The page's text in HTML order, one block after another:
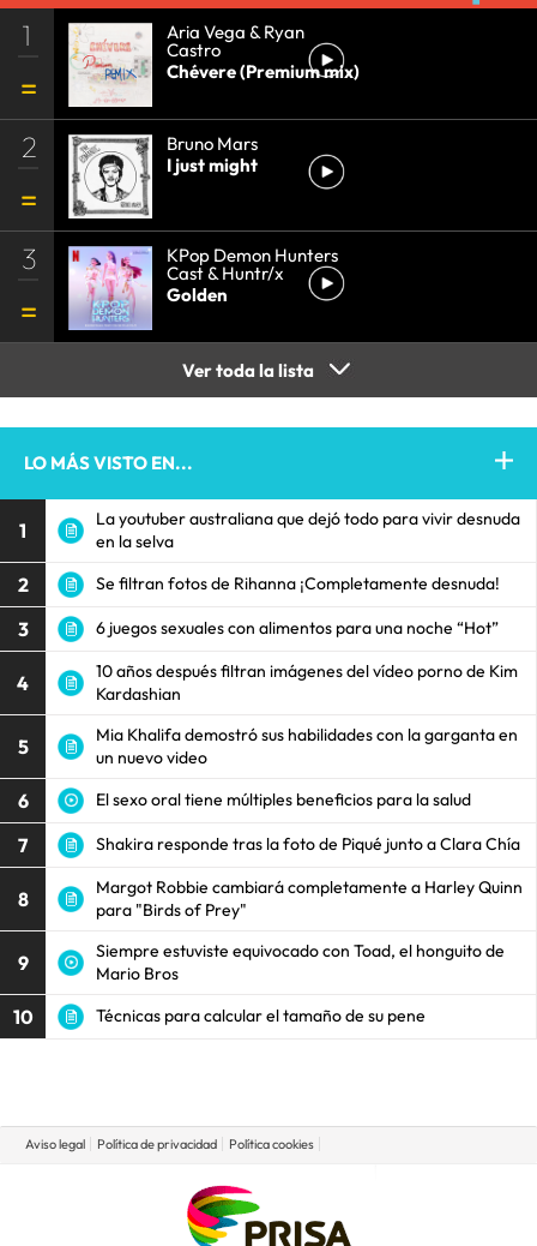
1 Aria Vega & Ryan
Castro
Chévere (Premium mix)
2
Bruno Mars
I just might
3 KPop Demon Hunters
Cast & Huntr/x
Golden
Ver toda la lista
LO MÁS VISTO EN...
1
La youtuber australiana que dejó todo para vivir desnuda
en la selva
2 Se filtran fotos de Rihanna ¡Completamente desnuda!
3 6 juegos sexuales con alimentos para una noche “Hot”
4
10 años después filtran imágenes del vídeo porno de Kim
Kardashian
5
Mia Khalifa demostró sus habilidades con la garganta en
un nuevo video
6 El sexo oral tiene múltiples beneficios para la salud
7 Shakira responde tras la foto de Piqué junto a Clara Chía
8
Margot Robbie cambiará completamente a Harley Quinn
para "Birds of Prey"
9
Siempre estuviste equivocado con Toad, el honguito de
Mario Bros
10 Técnicas para calcular el tamaño de su pene
Aviso legal Política de privacidad Política cookies